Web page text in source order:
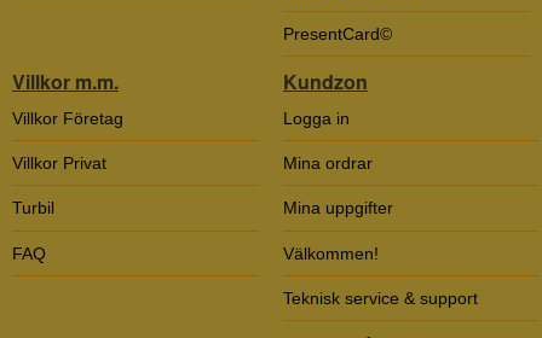
PresentCard©
Villkor m.m.
Villkor Företag
Villkor Privat
Turbil
FAQ
Kundzon
Logga in
Mina ordrar
Mina uppgifter
Välkommen!
Teknisk service & support